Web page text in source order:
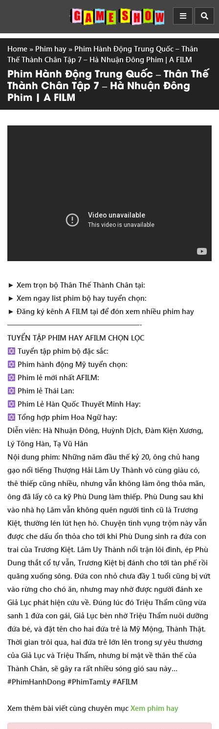
Home » Phim hay » Phim Hành Động Trung Quốc – Thân
Thế Thành Chân Tập 7 – Hà Nhuận Đông Phim | A FILM
Phim Hành Động Trung Quốc – Thân Thế
Thành Chân Tập 7 – Hà Nhuận Đông
Phim | A FILM
► Xem trọn bộ Thân Thế Thành Chân tại:
► Xem ngay list phim bộ hay tuyển chọn:
► Đăng ký kênh A FILM tại để đón xem nhiều phim hay
——————————————————-
TUYỂN TẬP PHIM HAY AFILM CHỌN LỌC
Tuyển tập phim bộ đặc sắc:
Phim hành động Mỹ tuyển chọn:
Phim lẻ mới nhất AFILM:
Phim lẻ Thái Lan:
Phim Lẻ Hàn Quốc Thuyết Minh Hay:
Tổng hợp phim Hoa Ngữ hay:
Diễn viên: Hà Nhuận Đông, Huỳnh Dịch, Đàm Kiện Xương,
Lý Tông Hàn, Tạ Vũ Hân
Nội dung phim: Những năm đầu thế kỷ 20, ông chủ hang
gạo nổi tiếng Thượng Hải Lâm Uy Thành vô cùng giàu có,
thê thiếp cũng nhiều, nhưng vẫn không làm ông thỏa mãn,
ông đã lấy cô ca kỹ Phù Dung làm thiếp. Phù Dung sau khi
vào nhà họ Lâm vẫn không quên người tình cũ là Trương
Kiệt, thường lén lút hẹn hò. Chuyện tình vụng trộm này vẫn
được che dấu ổn thỏa cho tới khi Phù Dung sinh ra đứa con
trai của Trương Kiệt. Lâm Uy Thành nổi trận lôi đình, ép Phù
Dung thắt cổ tự vẫn, Trương Kiệt bị đánh cho tới tàn phế rồi
quăng xuống sông. Đứa con nhỏ chưa đầy 1 tuổi cũng bị vứt
vào rừng cho chó ăn, nhưng may nhờ được người đánh xe
Giả Lục phát hiện cứu về. Đúng lúc đó Triệu Thẩm cũng vừa
sanh 1 đứa con gái, Giả Lục bèn nhờ Triệu Thẩm nuôi dưỡng
đứa bé, và đặt tên cho hai đứa trẻ là Mỹ Mộng, Thành Thật.
Thời gian trôi qua, hai đứa trẻ lớn lên trong sự yêu thương
của Giả Lục và Triệu Thẩm, nhưng bí mật về thân thế của
Thành Chân, sẽ gây ra rất nhiều sóng gió sau này…
#PhimHanhDong #PhimTamLy #AFILM
Xem thêm bài viết cùng chuyên mục Xem phim hay